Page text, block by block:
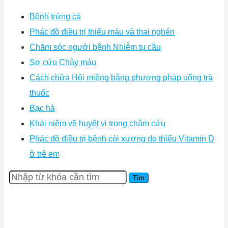
Bệnh trứng cá
Phác đồ điều trị thiếu máu và thai nghén
Chăm sóc người bệnh Nhiễm tụ cầu
Sơ cứu Chảy máu
Cách chữa Hôi miệng bằng phương pháp uống trà
thuốc
Bạc hà
Khái niệm về huyệt vị trong châm cứu
Phác đồ điều trị bệnh còi xương do thiếu Vitamin D
ở trẻ em